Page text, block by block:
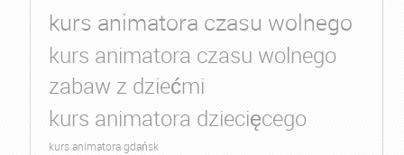
kurs animatora czasu wolnego
kurs animatora czasu wolnego
zabaw z dziećmi
kurs animatora dziecięcego
kurs animatora gdańsk